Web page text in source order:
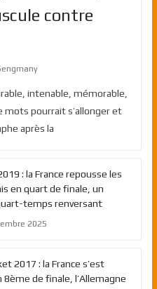
contre
intenable, mémorable,
pourrait s’allonger et
après la
: la France repousse les
en quart de finale, un
temps renversant
2025
2017 : la France s’est
8ème de finale, l’Allemagne